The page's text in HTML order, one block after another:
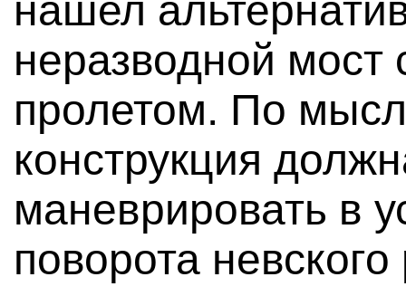
нашел
неразводной
пролетом. По
конструкция
маневрировать в
поворота